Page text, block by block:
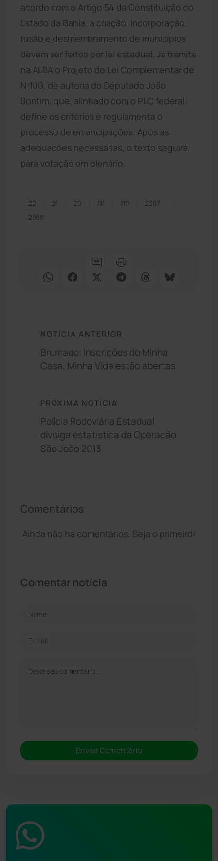
acordo com o Artigo 54 da Constituição do
Estado da Bahia, a criação, incorporação,
fusão e desmembramento de municípios
devem ser feitos por lei estadual. Já tramita
na ALBA o Projeto de Lei Complementar de
Nº100, de autoria do Deputado João
Bonfim, que, alinhado com o PLC federal,
define os critérios e regulamenta o
processo de emancipações. Após as
adequações necessárias, o texto seguirá
para votação em plenário.
22 21 20 111 110
2387
2388
NOTÍCIA ANTERIOR
Brumado: Inscrições do Minha
Casa, Minha Vida estão abertas
PRÓXIMA NOTÍCIA
Polícia Rodoviária Estadual
divulga estatística da Operação
São João 2013
Comentários
Ainda não há comentários. Seja o primeiro!
Comentar notícia